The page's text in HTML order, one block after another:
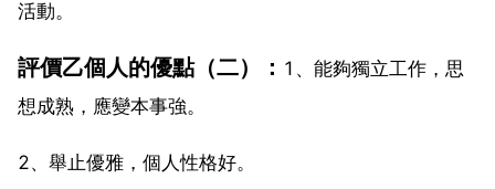
活動。
評價乙個人的優點（二）： 1、能夠獨立工作，思
想成熟，應變本事強。
2、舉止優雅，個人性格好。